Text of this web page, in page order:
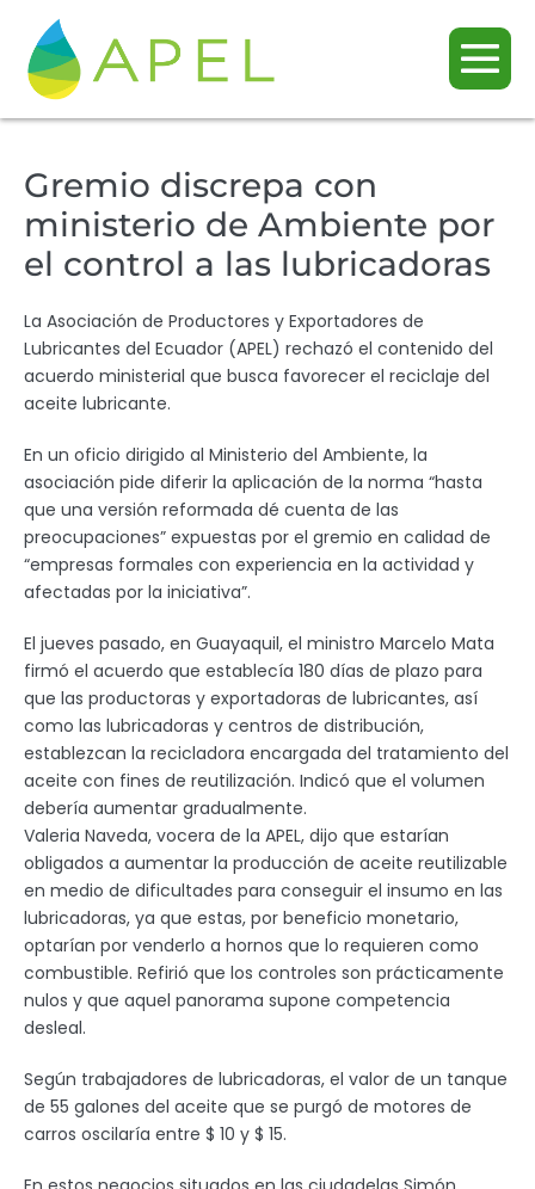
Gremio discrepa con
ministerio de Ambiente por
el control a las lubricadoras
La Asociación de Productores y Exportadores de
Lubricantes del Ecuador (APEL) rechazó el contenido del
acuerdo ministerial que busca favorecer el reciclaje del
aceite lubricante.
En un oficio dirigido al Ministerio del Ambiente, la
asociación pide diferir la aplicación de la norma “hasta
que una versión reformada dé cuenta de las
preocupaciones” expuestas por el gremio en calidad de
“empresas formales con experiencia en la actividad y
afectadas por la iniciativa”.
El jueves pasado, en Guayaquil, el ministro Marcelo Mata
firmó el acuerdo que establecía 180 días de plazo para
que las productoras y exportadoras de lubricantes, así
como las lubricadoras y centros de distribución,
establezcan la recicladora encargada del tratamiento del
aceite con fines de reutilización. Indicó que el volumen
debería aumentar gradualmente.
Valeria Naveda, vocera de la APEL, dijo que estarían
obligados a aumentar la producción de aceite reutilizable
en medio de dificultades para conseguir el insumo en las
lubricadoras, ya que estas, por beneficio monetario,
optarían por venderlo a hornos que lo requieren como
combustible. Refirió que los controles son prácticamente
nulos y que aquel panorama supone competencia
desleal.
Según trabajadores de lubricadoras, el valor de un tanque
de 55 galones del aceite que se purgó de motores de
carros oscilaría entre $ 10 y $ 15.